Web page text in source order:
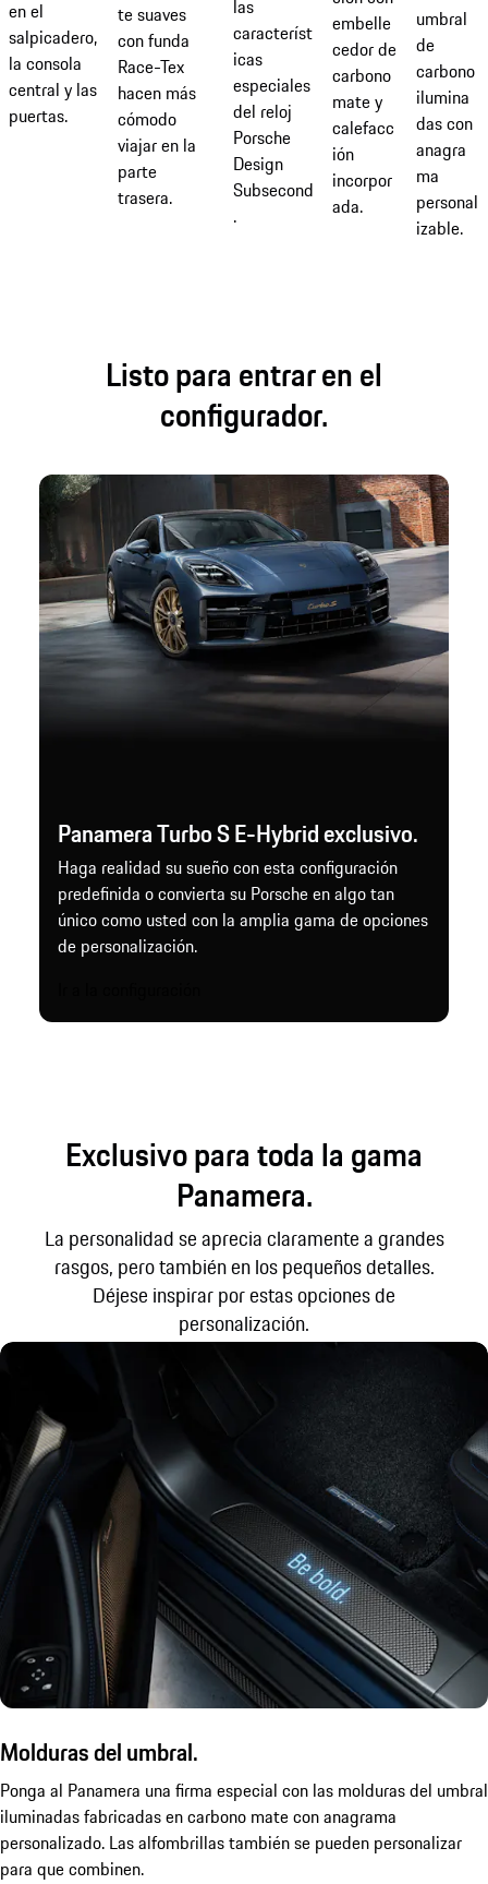
en el
salpicadero,
la consola
central y las
puertas.
te suaves
con funda
Race-Tex
hacen más
cómodo
viajar en la
parte
trasera.
las
característ
icas
especiales
del reloj
Porsche
Design
Subsecond
.
embelle
cedor de
carbono
mate y
calefacc
ión
incorpor
ada.
umbral
de
carbono
ilumina
das con
anagra
ma
personal
izable.
Listo para entrar en el
configurador.
Panamera Turbo S E-Hybrid exclusivo.
Haga realidad su sueño con esta configuración
predefinida o convierta su Porsche en algo tan
único como usted con la amplia gama de opciones
de personalización.
Exclusivo para toda la gama
Panamera.
La personalidad se aprecia claramente a grandes
rasgos, pero también en los pequeños detalles.
Déjese inspirar por estas opciones de
personalización.
Molduras del umbral.
Ponga al Panamera una firma especial con las molduras del umbral
iluminadas fabricadas en carbono mate con anagrama
personalizado. Las alfombrillas también se pueden personalizar
para que combinen.